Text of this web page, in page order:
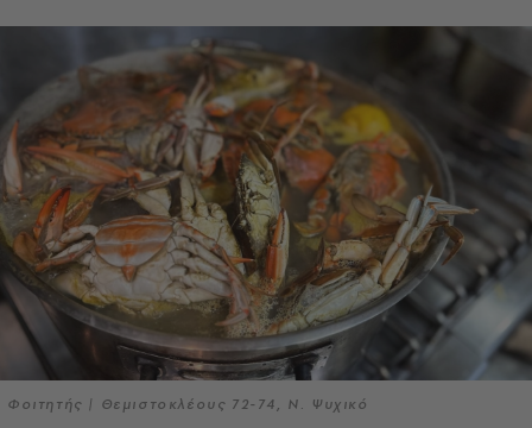
Φοιτητής | Θεμιστοκλέους 72-74, Ν. Ψυχικό